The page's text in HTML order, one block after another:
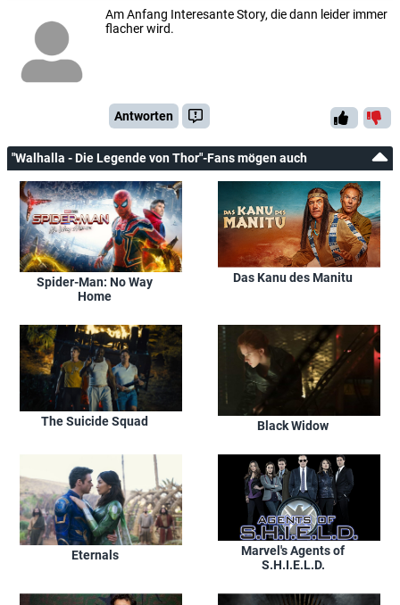
Am Anfang Interesante Story, die dann leider immer
flacher wird.
Antworten
"Walhalla - Die Legende von Thor"-Fans mögen auch
Spider-Man: No Way
Home
Das Kanu des Manitu
The Suicide Squad Black Widow
Eternals
Marvel's Agents of
S.H.I.E.L.D.